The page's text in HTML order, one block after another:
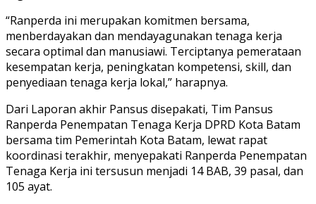
“Ranperda ini merupakan komitmen bersama,
menberdayakan dan mendayagunakan tenaga kerja
secara optimal dan manusiawi. Terciptanya pemerataan
kesempatan kerja, peningkatan kompetensi, skill, dan
penyediaan tenaga kerja lokal,” harapnya.
Dari Laporan akhir Pansus disepakati, Tim Pansus
Ranperda Penempatan Tenaga Kerja DPRD Kota Batam
bersama tim Pemerintah Kota Batam, lewat rapat
koordinasi terakhir, menyepakati Ranperda Penempatan
Tenaga Kerja ini tersusun menjadi 14 BAB, 39 pasal, dan
105 ayat.